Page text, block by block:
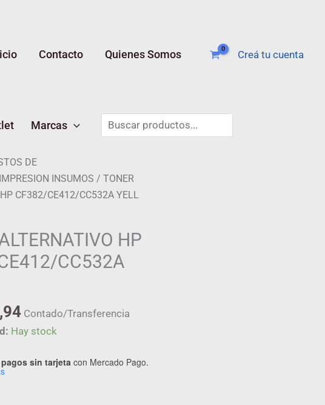
Contacto Quienes Somos Creá tu cuenta
Marcas
Buscar
DE
IMPRESION INSUMOS / TONER
CF382/CE412/CC532A YELL
HP
CC532A
Contado/Transferencia
Hay stock
pagos sin tarjetacon Mercado Pago.